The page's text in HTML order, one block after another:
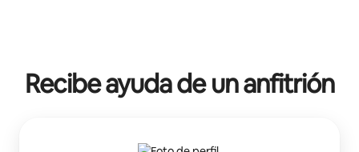
Recibe ayuda de un anfitrión